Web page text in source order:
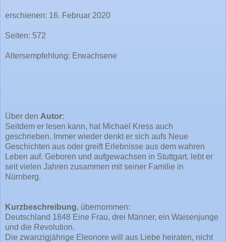
erschienen: 16. Februar 2020
Seiten: 572
Altersempfehlung: Erwachsene
Über den Autor:
Seitdem er lesen kann, hat Michael Kress auch
geschrieben. Immer wieder denkt er sich aufs Neue
Geschichten aus oder greift Erlebnisse aus dem wahren
Leben auf. Geboren und aufgewachsen in Stuttgart, lebt er
seit vielen Jahren zusammen mit seiner Familie in
Nürnberg.
Kurzbeschreibung, übernommen:
Deutschland 1848 Eine Frau, drei Männer, ein Waisenjunge
und die Revolution.
Die zwanzigjährige Eleonore will aus Liebe heiraten, nicht